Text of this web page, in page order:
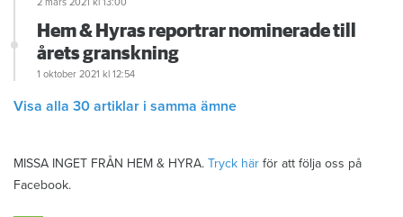
2 mars 2021 kl 13:00
Hem & Hyras reportrar nominerade till
årets granskning
1 oktober 2021 kl 12:54
Visa alla 30 artiklar i samma ämne
MISSA INGET FRÅN HEM & HYRA. Tryck här för att följa oss på
Facebook.